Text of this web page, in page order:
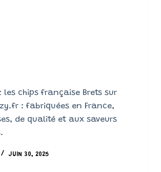
les chips française Brets sur
: fabriquées en France,
de qualité et aux saveurs
JUIN 30, 2025